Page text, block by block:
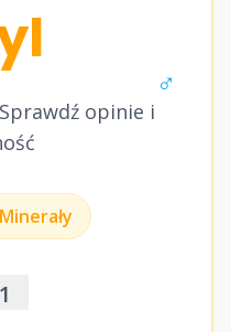
opinie i
♂
1